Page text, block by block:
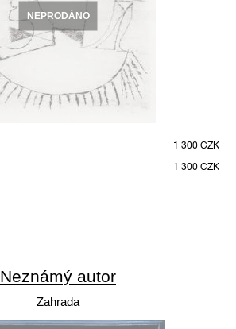
NEPRODÁNO
1 300 CZK
1 300 CZK
Neznámý autor
Zahrada